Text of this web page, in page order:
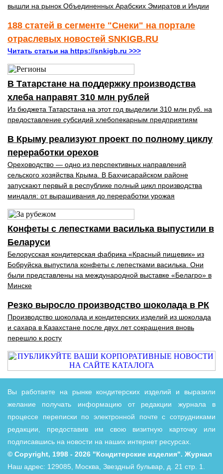
вышли на рынок Объединенных Арабских Эмиратов и Индии
188 статей в сегменте "Снеки" на портале
отраслевых новостей SNKIGB.RU
Читать статьи на https://snkigb.ru >>>
В Татарстане на поддержку производства
хлеба направят 310 млн рублей
Из бюджета Татарстана на этот год выделили 310 млн руб. на
предоставление субсидий хлебопекарным предприятиям
В Крыму реализуют проект по полному циклу
переработки орехов
Ореховодство — одно из перспективных направлений
сельского хозяйства Крыма. В Бахчисарайском районе
запускают первый в республике полный цикл производства
миндаля: от выращивания до переработки урожая
Конфеты с лепестками василька выпустили в
Беларуси
Белорусская кондитерская фабрика «Красный пищевик» из
Бобруйска выпустила конфеты с лепестками василька. Они
были представлены на международной выставке «Белагро» в
Минске
Резко выросло производство шоколада в РК
Производство шоколада и кондитерских изделий из шоколада
и сахара в Казахстане после двух лет сокращения вновь
перешло к росту
Вы работаете на рынке кондитерских изделий и выразили
желание получать информацию от редакции журнала в
процессе переписки по электронной почте с сотрудниками
редакции, предоставив им свою визитную карточку или
подписавшись на новости на наших интернет ресурсах.
© Copyright, 1998 - 2026 "Кондитерские изделия". Журнал
Наш адрес: 129085, Москва, Звездный бульвар, д. 21 стр. 1.